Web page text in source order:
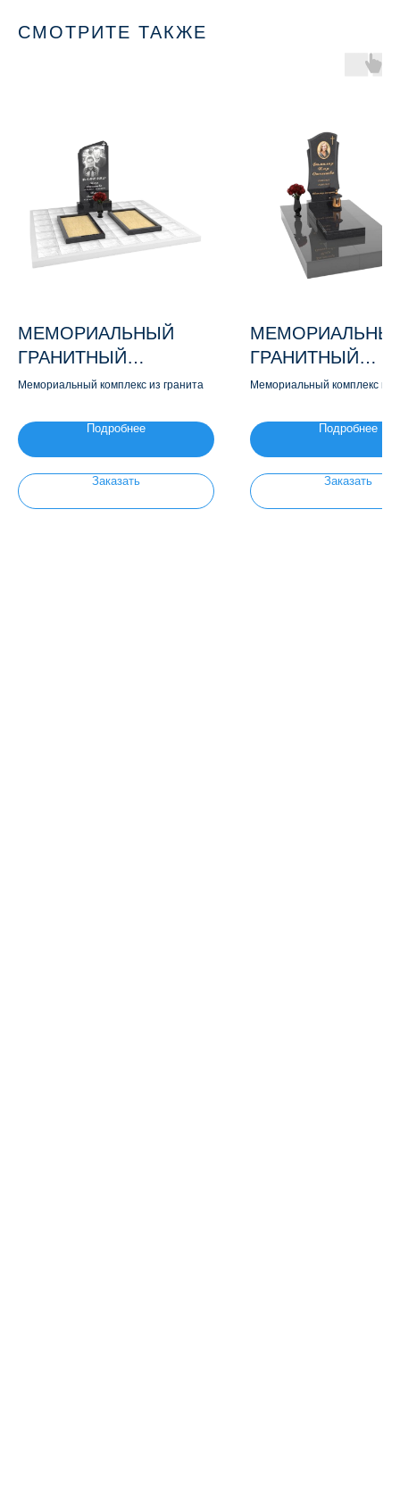
СМОТРИТЕ ТАКЖЕ
МЕМОРИАЛЬНЫЙ
ГРАНИТНЫЙ
КОМПЛЕКС М175
Мемориальный комплекс из гранита
Подробнее
Заказать
ГРАНИТНЫЙ
КОМПЛЕКС М129
Мемориальный комплекс из
Подробнее
Заказать